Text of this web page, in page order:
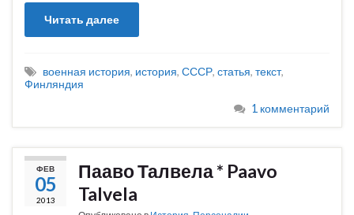
Читать далее
военная история, история, СССР, статья, текст,
Финляндия
1 комментарий
ФЕВ
05
2013
Пааво Талвела * Paavo
Talvela